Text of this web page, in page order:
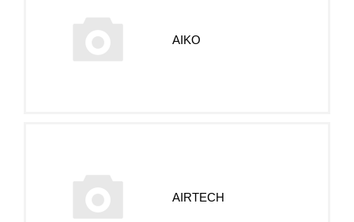
AIKO
AIRTECH